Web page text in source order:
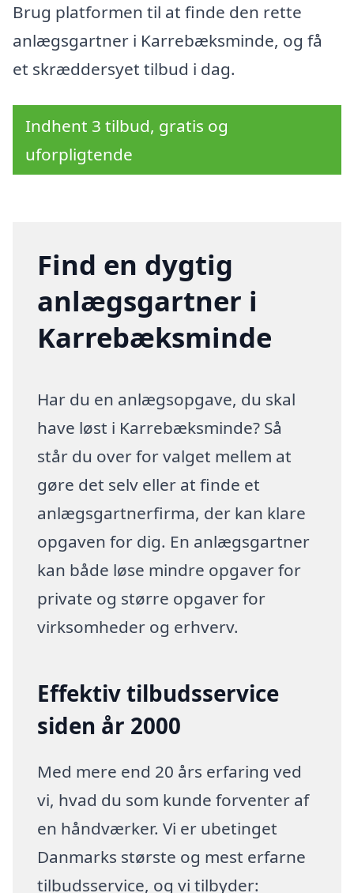
Brug platformen til at finde den rette
anlægsgartner i Karrebæksminde, og få
et skræddersyet tilbud i dag.
Indhent 3 tilbud, gratis og
uforpligtende
Find en dygtig
anlægsgartner i
Karrebæksminde
Har du en anlægsopgave, du skal
have løst i Karrebæksminde? Så
står du over for valget mellem at
gøre det selv eller at finde et
anlægsgartnerfirma, der kan klare
opgaven for dig. En anlægsgartner
kan både løse mindre opgaver for
private og større opgaver for
virksomheder og erhverv.
Effektiv tilbudsservice
siden år 2000
Med mere end 20 års erfaring ved
vi, hvad du som kunde forventer af
en håndværker. Vi er ubetinget
Danmarks største og mest erfarne
tilbudsservice, og vi tilbyder: